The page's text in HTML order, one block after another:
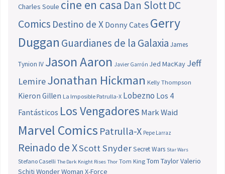
Charles Soule cine en casa Dan SlottDC
Comics Destino de X Donny Cates Gerry
Duggan Guardianes de la Galaxia James
Tynion IV Jason Aaron Javier Garrón Jed MacKay Jeff
LemireJonathan Hickman Kelly Thompson
Kieron Gillen La Imposible Patrulla-X Lobezno Los 4
Fantásticos Los Vengadores Mark Waid
Marvel Comics Patrulla-X Pepe Larraz
Reinado de XScott SnyderSecret Wars Star Wars
Stefano Caselli The Dark Knight Rises Thor Tom King Tom TaylorValerio
Schiti Wonder Woman X-Force